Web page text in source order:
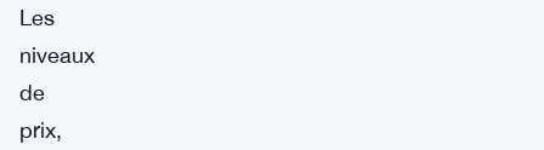
Les
niveaux
de
prix,